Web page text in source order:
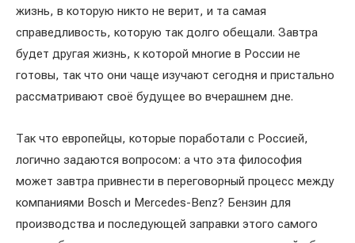
жизнь, в которую никто не верит, и та самая
справедливость, которую так долго обещали. Завтра
будет другая жизнь, к которой многие в России не
готовы, так что они чаще изучают сегодня и пристально
рассматривают своё будущее во вчерашнем дне.
Так что европейцы, которые поработали с Россией,
логично задаются вопросом: а что эта философия
может завтра привнести в переговорный процесс между
компаниями Bosch и Mercedes-Benz? Бензин для
производства и последующей заправки этого самого